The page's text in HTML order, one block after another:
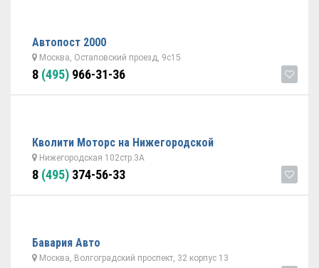
Автопост 2000
Москва, Остаповский проезд, 9с15
8 (495) 966-31-36
Кволити Моторс на Нижегородской
Нижегородская 102стр.3А
8 (495) 374-56-33
Бавария Авто
Москва, Волгоградский проспект, 32 корпус 13